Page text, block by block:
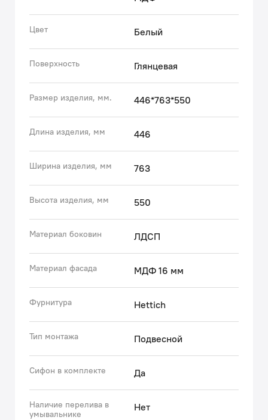
• Умывальник IDDIS® из литьевого искусственного
камня обладает повышенной механической
прочностью и долговечностью. Его правильная
геометрия обеспечивает идеальное прилегание к
тумбе и легкий сток воды с естественной защитой от
разбрызгивания.
отсутствию микропор. Гелькоут отличается глянц
Цвет Белый
Поверхность Глянцевая
Размер изделия, мм. 446*763*550
Длина изделия, мм 446
Ширина изделия, мм 763
Высота изделия, мм 550
Материал боковин ЛДСП
Материал фасада МДФ 16 мм
Фурнитура Hettich
Тип монтажа Подвесной
Сифон в комплекте Да
Наличие перелива в
умывальнике
Нет